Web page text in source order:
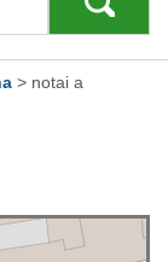
> notai a